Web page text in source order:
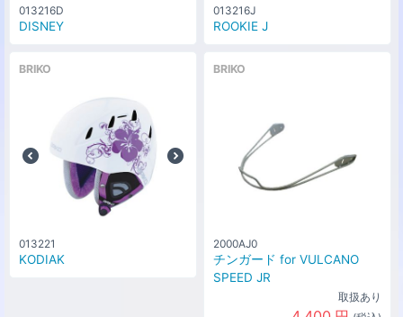
013216D
DISNEY
013216J
ROOKIE J
BRIKO
013221
KODIAK
BRIKO
2000AJ0
チンガード for VULCANO
SPEED JR
取扱あり